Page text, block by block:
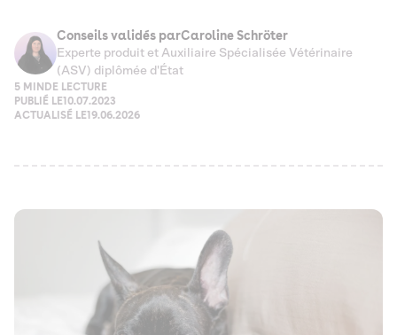
Conseils validés parCaroline Schröter
Experte produit et Auxiliaire Spécialisée Vétérinaire
(ASV) diplômée d'État
5 MIN DE LECTURE
PUBLIÉ LE10.07.2023
ACTUALISÉ LE19.06.2026